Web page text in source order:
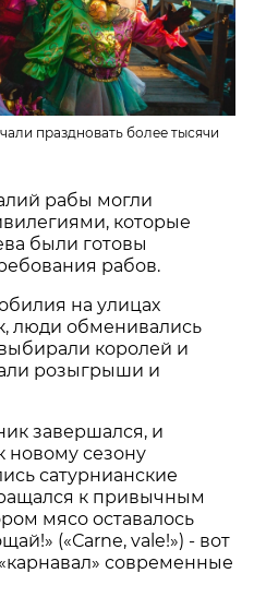
праздновать более тысячи
рабы могли
которые
были готовы
рабов.
на улицах
люди обменивались
королей и
розыгрыши и
завершался, и
новому сезону
сатурнианские
к привычным
мясо оставалось
(«Сarne, vale!») - вот
современные